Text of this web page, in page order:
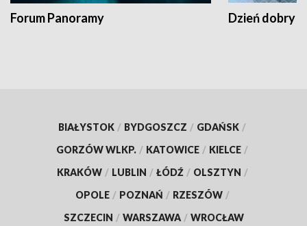
Forum Panoramy Dzień dobry
BIAŁYSTOK / BYDGOSZCZ / GDAŃSK /
GORZÓW WLKP. / KATOWICE / KIELCE /
KRAKÓW / LUBLIN / ŁÓDŹ / OLSZTYN /
OPOLE / POZNAŃ / RZESZÓW /
SZCZECIN / WARSZAWA / WROCŁAW